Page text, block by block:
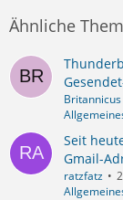
Ähnliche
Britannicus
Seit
Gmail-
ratzfatz